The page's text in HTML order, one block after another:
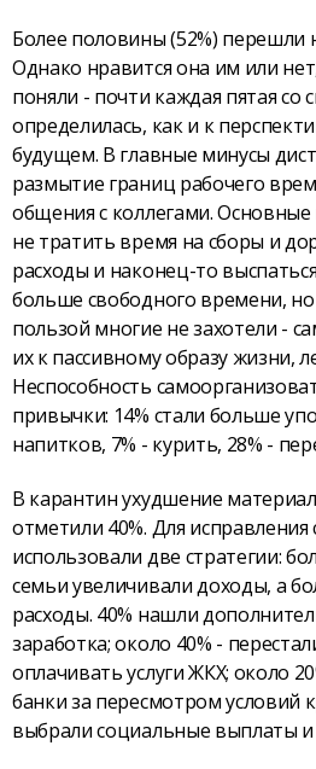
Более половины (52%) перешли
Однако нравится она им или
поняли - почти каждая пятая
определилась, как и к
будущем. В главные минусы
размытие границ рабочего
общения с коллегами.
не тратить время на сборы и
расходы и наконец-то
больше свободного времени,
пользой многие не захотели -
их к пассивному образу жизни,
Неспособность
привычки: 14% стали больше
напитков, 7% - курить, 28% -
В карантин ухудшение
отметили 40%. Для
использовали две стратегии:
семьи увеличивали доходы, а
расходы. 40% нашли
заработка; около 40% -
оплачивать услуги ЖКХ; около
банки за пересмотром условий
выбрали социальные выплаты и